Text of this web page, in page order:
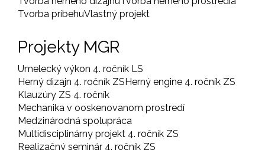
Tvorba príbehuVlastný projekt
Projekty MGR
Umelecký výkon 4. ročník LS
Herný dizajn 4. ročník ZSHerný engine 4. ročník ZS
Klauzúry ZS 4. ročník
Mechanika v ooskenovanom prostredí
Medzinárodná spolupráca
Multidisciplinárny projekt 4. ročník ZS
Realizačný seminár 4. ročník ZS